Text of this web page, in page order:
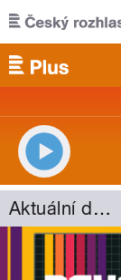
Přejít k hlavnímu
Aktuální dění